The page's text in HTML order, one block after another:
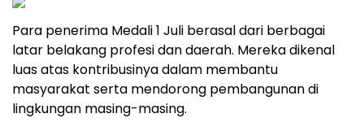
Para penerima Medali 1 Juli berasal dari berbagai
latar belakang profesi dan daerah. Mereka dikenal
luas atas kontribusinya dalam membantu
masyarakat serta mendorong pembangunan di
lingkungan masing-masing.